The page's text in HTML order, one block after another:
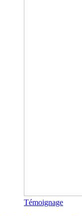
Témoignage